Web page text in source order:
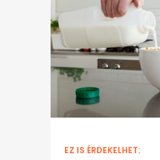
EZ IS ÉRDEKELHET: